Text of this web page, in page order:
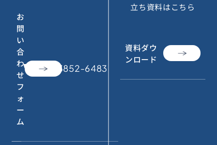
お
問
い
合
わ
せ
フ
ォ
ー
ム
call 050-3852-6483
立ち資料はこちら
資料ダウ
ンロード